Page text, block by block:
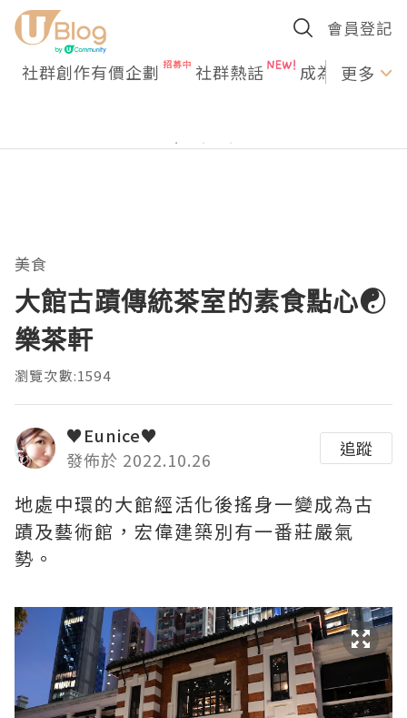
會員登記
社群創作有價企劃 社群熱話 成為U更多
美食
大館古蹟傳統茶室的素食點心☯
樂茶軒
瀏覽次數:1594
♥Eunice♥
發佈於 2022.10.26
追蹤
地處中環的大館經活化後搖身一變成為古
蹟及藝術館，宏偉建築別有一番莊嚴氣
勢。